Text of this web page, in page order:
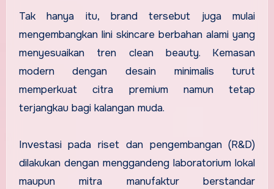
Tak hanya itu, brand tersebut juga mulai
mengembangkan lini skincare berbahan alami yang
menyesuaikan tren clean beauty. Kemasan
modern dengan desain minimalis turut
memperkuat citra premium namun tetap
terjangkau bagi kalangan muda.
Investasi pada riset dan pengembangan (R&D)
dilakukan dengan menggandeng laboratorium lokal
maupun mitra manufaktur berstandar